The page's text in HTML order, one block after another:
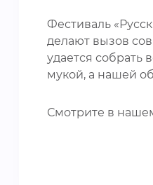
Фестиваль
делают вызов
удается собрать
мукой, а нашей
Смотрите в